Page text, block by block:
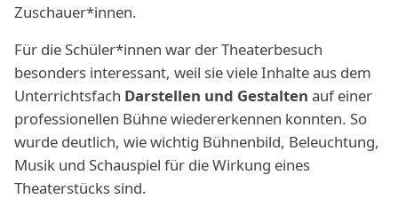
Zuschauer*innen.
Für die Schüler*innen war der Theaterbesuch
besonders interessant, weil sie viele Inhalte aus dem
Unterrichtsfach Darstellen und Gestalten auf einer
professionellen Bühne wiedererkennen konnten. So
wurde deutlich, wie wichtig Bühnenbild, Beleuchtung,
Musik und Schauspiel für die Wirkung eines
Theaterstücks sind.